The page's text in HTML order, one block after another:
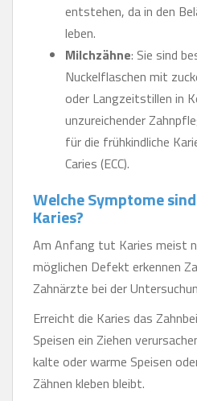
entstehen, da in den
leben.
Milchzähne: Sie sind
Nuckelflaschen mit
oder Langzeitstillen in
unzureichender
für die frühkindliche
Caries (ECC).
Welche Symptome
Karies?
Am Anfang tut Karies meist
möglichen Defekt erkennen
Zahnärzte bei der
Erreicht die Karies das
Speisen ein Ziehen
kalte oder warme Speisen
Zähnen kleben bleibt.